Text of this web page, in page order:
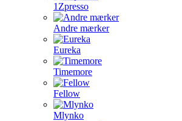
1Zpresso
Andre mærker
Eureka
Timemore
Fellow
Mlynko